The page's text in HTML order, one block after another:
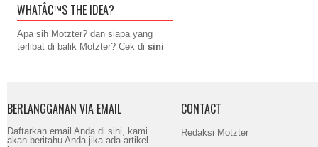
WHATÂ€™S THE IDEA?
Apa sih Motzter? dan siapa yang
terlibat di balik Motzter? Cek di sini
BERLANGGANAN VIA EMAIL
Daftarkan email Anda di sini, kami
akan beritahu Anda jika ada artikel
CONTACT
Redaksi Motzter